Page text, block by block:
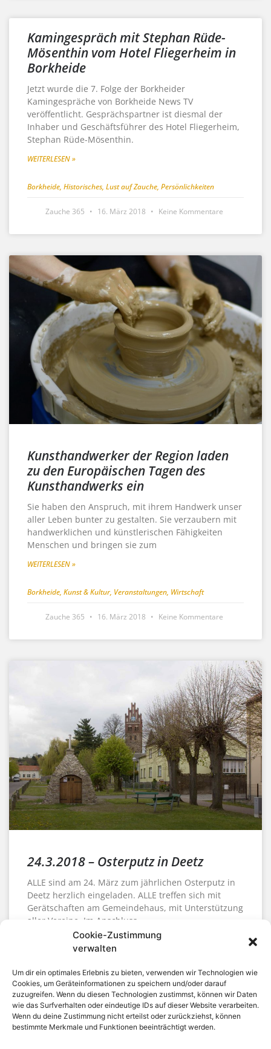
Cookie-Zustimmung
verwalten
Um dir ein optimales Erlebnis zu bieten, verwenden wir Technologien wie
Cookies, um Geräteinformationen zu speichern und/oder darauf
zuzugreifen. Wenn du diesen Technologien zustimmst, können wir Daten
wie das Surfverhalten oder eindeutige IDs auf dieser Website verarbeiten.
Wenn du deine Zustimmung nicht erteilst oder zurückziehst, können
bestimmte Merkmale und Funktionen beeinträchtigt werden.
Kamingespräch mit Stephan Rüde-
Mösenthin vom Hotel Fliegerheim in
Borkheide
Jetzt wurde die 7. Folge der Borkheider
Kamingespräche von Borkheide News TV
veröffentlicht. Gesprächspartner ist diesmal der
Inhaber und Geschäftsführer des Hotel Fliegerheim,
Stephan Rüde-Mösenthin.
WEITERLESEN »
Borkheide, Historisches, Lust auf Zauche, Persönlichkeiten
Zauche 365 16. März 2018 Keine Kommentare
Kunsthandwerker der Region laden
zu den Europäischen Tagen des
Kunsthandwerks ein
Sie haben den Anspruch, mit ihrem Handwerk unser
aller Leben bunter zu gestalten. Sie verzaubern mit
handwerklichen und künstlerischen Fähigkeiten
Menschen und bringen sie zum
WEITERLESEN »
Borkheide, Kunst & Kultur, Veranstaltungen, Wirtschaft
Zauche 365 16. März 2018 Keine Kommentare
24.3.2018 – Osterputz in Deetz
ALLE sind am 24. März zum jährlichen Osterputz in
Deetz herzlich eingeladen. ALLE treffen sich mit
Gerätschaften am Gemeindehaus, mit Unterstützung
aller Vereine. Im Anschluss
WEITERLESEN »
Deetz Groß Kreutz (Havel) Miteinander Vereine
Zauche 365 16. März 2018 Keine Kommentare